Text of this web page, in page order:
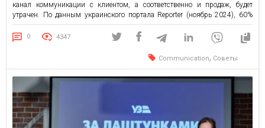
канал коммуникации с клиентом, а соответственно и продаж, будет
утрачен. По данным украинского портала Reporter (ноябрь 2024), 60%
малого бизнеса в Украине используют соцсети как основной канал
коммуникации. В 2025 году это особенно актуально — Инстаграм уже
0 4347
Communication, Советы